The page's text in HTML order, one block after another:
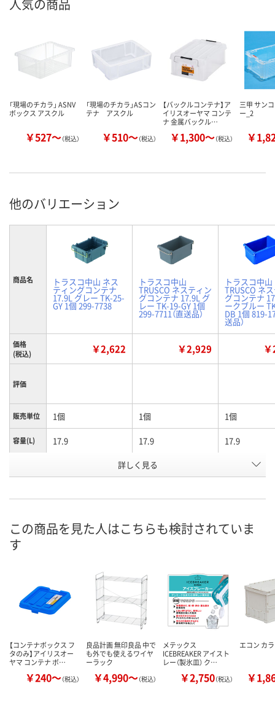
人気の商品
「現場のチカラ」 ASNV
ボックス アスクル
￥527～（税込）
「現場のチカラ」ASコン
テナ アスクル
￥510～（税込）
【バックルコンテナ】ア
イリスオーヤマ コンテ
ナ 金属バックル…
￥1,300～（税込）
三甲 サン
ー_2
￥
他のバリエーション
商品名 トラスコ中山 ネス
ティングコンテナ
17.9L グレー TK-25-
GY 1個 299-7738
トラスコ中山
TRUSCO ネスティン
グコンテナ 17.9L グ
レー TK-19-GY 1個
299-7711（直送品）
トラスコ中山
TRUSCO ネ
グコンテナ
ークブルー
DB 1個 819-
送品）
価格
(税込)
￥2,622 ￥2,929
評価
販売単位 1個 1個 1個
容量(L) 17.9 17.9 17.9
391
お申込番
号
4393452 4392769 H908853
お届け日 8月13日（木） 8月13日（木）
お取り扱い終了しま
数量
カゴへ カ
詳しく見る
この商品を見た人はこちらも検討されていま
す
【コンテナボックス フ
タのみ】アイリスオー
ヤマ コンテナ ボ…
￥240～（税込）
良品計画 無印良品 中で
も外でも使えるワイヤ
ーラック
￥4,990～（税込）
メテックス
ICEBREAKER アイスト
レー（製氷皿） ク…
￥2,750（税込）
エコン カ
￥